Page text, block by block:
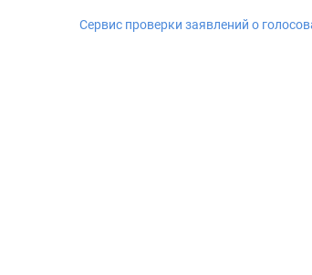
Сервис проверки заявлений о